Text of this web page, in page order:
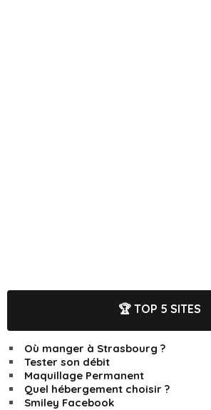
🏆 TOP 5 SITES
Où manger à Strasbourg ?
Tester son débit
Maquillage Permanent
Quel hébergement choisir ?
Smiley Facebook